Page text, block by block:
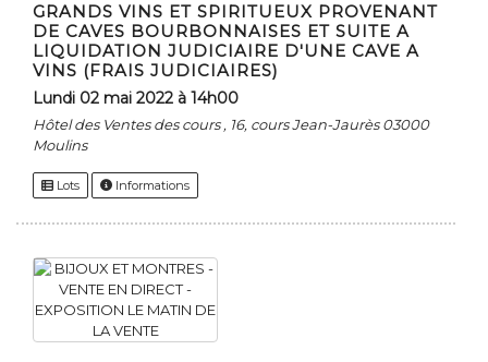
GRANDS VINS ET SPIRITUEUX PROVENANT
DE CAVES BOURBONNAISES ET SUITE A
LIQUIDATION JUDICIAIRE D'UNE CAVE A
VINS (FRAIS JUDICIAIRES)
lundi 02 mai 2022 à 14h00
Hôtel des Ventes des cours , 16, cours Jean-Jaurès 03000
Moulins
Lots Informations